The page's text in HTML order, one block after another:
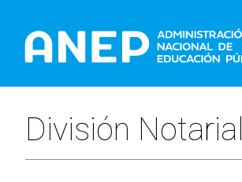
División Notarial